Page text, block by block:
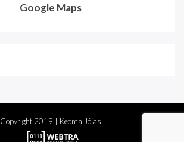
Google Maps
Copyright 2019 | Keoma Jóias